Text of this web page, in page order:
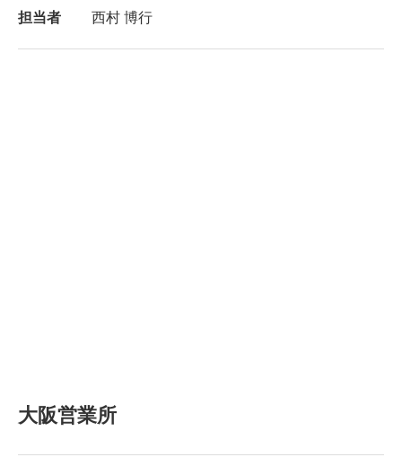
担当者 西村 博行
大阪営業所